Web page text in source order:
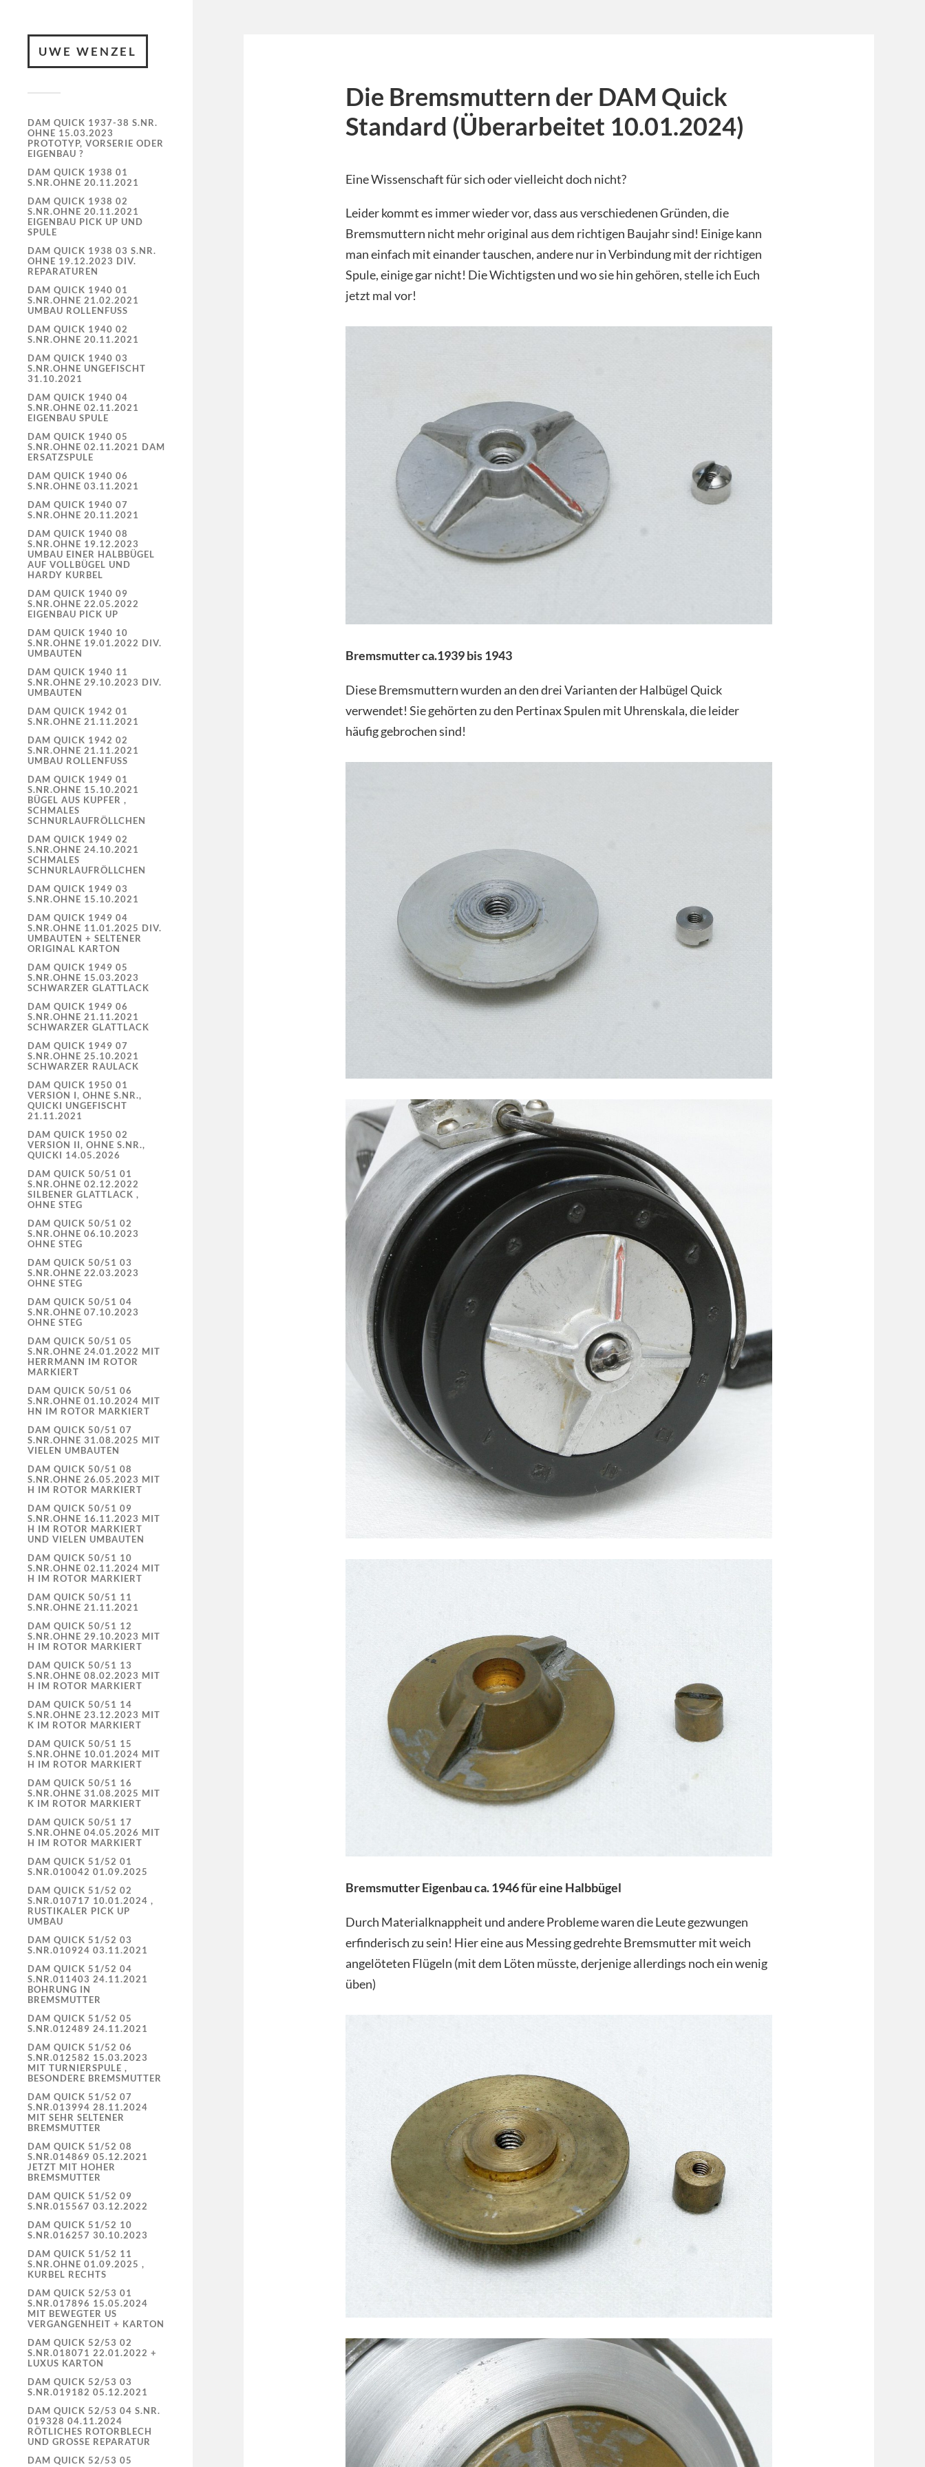
UWE WENZEL
DAM QUICK 1937-38 S.NR.
OHNE 15.03.2023
PROTOTYP, VORSERIE ODER
EIGENBAU ?
DAM QUICK 1938 01
S.NR.OHNE 20.11.2021
DAM QUICK 1938 02
S.NR.OHNE 20.11.2021
EIGENBAU PICK UP UND
SPULE
DAM QUICK 1938 03 S.NR.
OHNE 19.12.2023 DIV.
REPARATUREN
DAM QUICK 1940 01
S.NR.OHNE 21.02.2021
UMBAU ROLLENFUSS
DAM QUICK 1940 02
S.NR.OHNE 20.11.2021
DAM QUICK 1940 03
S.NR.OHNE UNGEFISCHT
31.10.2021
DAM QUICK 1940 04
S.NR.OHNE 02.11.2021
EIGENBAU SPULE
DAM QUICK 1940 05
S.NR.OHNE 02.11.2021 DAM
ERSATZSPULE
DAM QUICK 1940 06
S.NR.OHNE 03.11.2021
DAM QUICK 1940 07
S.NR.OHNE 20.11.2021
DAM QUICK 1940 08
S.NR.OHNE 19.12.2023
UMBAU EINER HALBBÜGEL
AUF VOLLBÜGEL UND
HARDY KURBEL
DAM QUICK 1940 09
S.NR.OHNE 22.05.2022
EIGENBAU PICK UP
DAM QUICK 1940 10
S.NR.OHNE 19.01.2022 DIV.
UMBAUTEN
DAM QUICK 1940 11
S.NR.OHNE 29.10.2023 DIV.
UMBAUTEN
DAM QUICK 1942 01
S.NR.OHNE 21.11.2021
DAM QUICK 1942 02
S.NR.OHNE 21.11.2021
UMBAU ROLLENFUSS
DAM QUICK 1949 01
S.NR.OHNE 15.10.2021
BÜGEL AUS KUPFER ,
SCHMALES
SCHNURLAUFRÖLLCHEN
DAM QUICK 1949 02
S.NR.OHNE 24.10.2021
SCHMALES
SCHNURLAUFRÖLLCHEN
DAM QUICK 1949 03
S.NR.OHNE 15.10.2021
DAM QUICK 1949 04
S.NR.OHNE 11.01.2025 DIV.
UMBAUTEN + SELTENER
ORIGINAL KARTON
DAM QUICK 1949 05
S.NR.OHNE 15.03.2023
SCHWARZER GLATTLACK
DAM QUICK 1949 06
S.NR.OHNE 21.11.2021
SCHWARZER GLATTLACK
DAM QUICK 1949 07
S.NR.OHNE 25.10.2021
SCHWARZER RAULACK
DAM QUICK 1950 01
VERSION I, OHNE S.NR.,
QUICKI UNGEFISCHT
21.11.2021
DAM QUICK 1950 02
VERSION II, OHNE S.NR.,
QUICKI 14.05.2026
DAM QUICK 50/51 01
S.NR.OHNE 02.12.2022
SILBENER GLATTLACK ,
OHNE STEG
DAM QUICK 50/51 02
S.NR.OHNE 06.10.2023
OHNE STEG
DAM QUICK 50/51 03
S.NR.OHNE 22.03.2023
OHNE STEG
DAM QUICK 50/51 04
S.NR.OHNE 07.10.2023
OHNE STEG
DAM QUICK 50/51 05
S.NR.OHNE 24.01.2022 MIT
HERRMANN IM ROTOR
MARKIERT
DAM QUICK 50/51 06
S.NR.OHNE 01.10.2024 MIT
HN IM ROTOR MARKIERT
DAM QUICK 50/51 07
S.NR.OHNE 31.08.2025 MIT
VIELEN UMBAUTEN
DAM QUICK 50/51 08
S.NR.OHNE 26.05.2023 MIT
H IM ROTOR MARKIERT
DAM QUICK 50/51 09
S.NR.OHNE 16.11.2023 MIT
H IM ROTOR MARKIERT
UND VIELEN UMBAUTEN
DAM QUICK 50/51 10
S.NR.OHNE 02.11.2024 MIT
H IM ROTOR MARKIERT
DAM QUICK 50/51 11
S.NR.OHNE 21.11.2021
DAM QUICK 50/51 12
S.NR.OHNE 29.10.2023 MIT
H IM ROTOR MARKIERT
DAM QUICK 50/51 13
S.NR.OHNE 08.02.2023 MIT
H IM ROTOR MARKIERT
DAM QUICK 50/51 14
S.NR.OHNE 23.12.2023 MIT
K IM ROTOR MARKIERT
DAM QUICK 50/51 15
S.NR.OHNE 10.01.2024 MIT
H IM ROTOR MARKIERT
DAM QUICK 50/51 16
S.NR.OHNE 31.08.2025 MIT
K IM ROTOR MARKIERT
DAM QUICK 50/51 17
S.NR.OHNE 04.05.2026 MIT
H IM ROTOR MARKIERT
DAM QUICK 51/52 01
S.NR.010042 01.09.2025
DAM QUICK 51/52 02
S.NR.010717 10.01.2024 ,
RUSTIKALER PICK UP
UMBAU
DAM QUICK 51/52 03
S.NR.010924 03.11.2021
DAM QUICK 51/52 04
S.NR.011403 24.11.2021
BOHRUNG IN
BREMSMUTTER
DAM QUICK 51/52 05
S.NR.012489 24.11.2021
DAM QUICK 51/52 06
S.NR.012582 15.03.2023
MIT TURNIERSPULE ,
BESONDERE BREMSMUTTER
DAM QUICK 51/52 07
S.NR.013994 28.11.2024
MIT SEHR SELTENER
BREMSMUTTER
DAM QUICK 51/52 08
S.NR.014869 05.12.2021
JETZT MIT HOHER
BREMSMUTTER
DAM QUICK 51/52 09
S.NR.015567 03.12.2022
DAM QUICK 51/52 10
S.NR.016257 30.10.2023
DAM QUICK 51/52 11
S.NR.OHNE 01.09.2025 ,
KURBEL RECHTS
DAM QUICK 52/53 01
S.NR.017896 15.05.2024
MIT BEWEGTER US
VERGANGENHEIT + KARTON
DAM QUICK 52/53 02
S.NR.018071 22.01.2022 +
LUXUS KARTON
DAM QUICK 52/53 03
S.NR.019182 05.12.2021
DAM QUICK 52/53 04 S.NR.
019328 04.11.2024
RÖTLICHES ROTORBLECH
UND GROSSE REPARATUR
DAM QUICK 52/53 05
Die Bremsmuttern der DAM Quick
Standard (Überarbeitet 10.01.2024)
Eine Wissenschaft für sich oder vielleicht doch nicht?
Leider kommt es immer wieder vor, dass aus verschiedenen Gründen, die
Bremsmuttern nicht mehr original aus dem richtigen Baujahr sind! Einige kann
man einfach mit einander tauschen, andere nur in Verbindung mit der richtigen
Spule, einige gar nicht! Die Wichtigsten und wo sie hin gehören, stelle ich Euch
jetzt mal vor!
Bremsmutter ca.1939 bis 1943
Diese Bremsmuttern wurden an den drei Varianten der Halbügel Quick
verwendet! Sie gehörten zu den Pertinax Spulen mit Uhrenskala, die leider
häufig gebrochen sind!
Bremsmutter Eigenbau ca. 1946 für eine Halbbügel
Durch Materialknappheit und andere Probleme waren die Leute gezwungen
erfinderisch zu sein! Hier eine aus Messing gedrehte Bremsmutter mit weich
angelöteten Flügeln (mit dem Löten müsste, derjenige allerdings noch ein wenig
üben)